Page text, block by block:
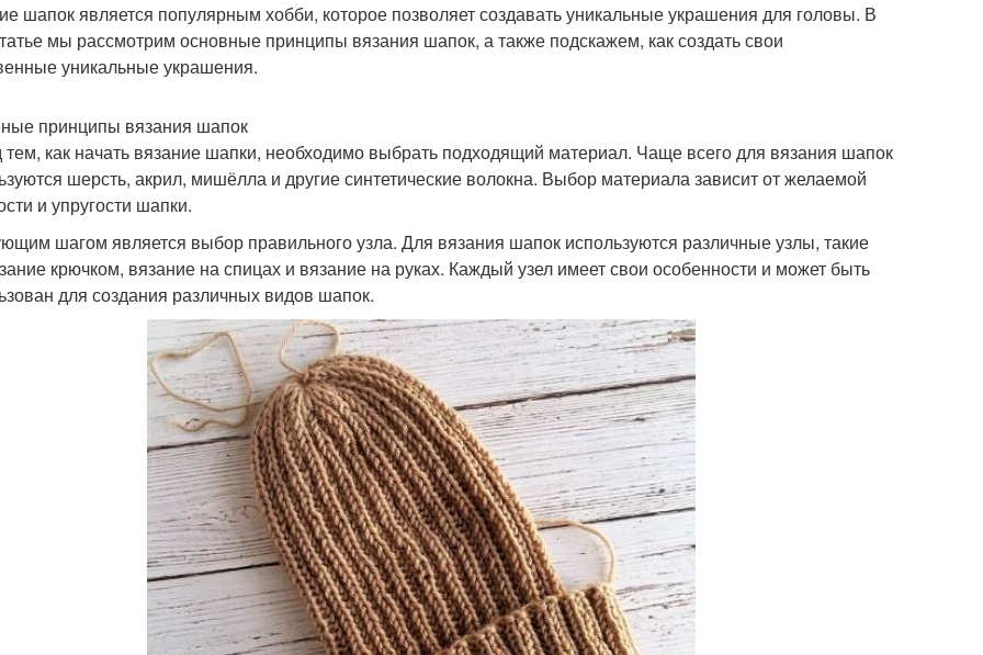
шапок является популярным хобби, которое позволяет создавать уникальные украшения для головы. В
мы рассмотрим основные принципы вязания шапок, а также подскажем, как создать свои
уникальные украшения.
принципы вязания шапок
как начать вязание шапки, необходимо выбрать подходящий материал. Чаще всего для вязания шапок
шерсть, акрил, мишёлла и другие синтетические волокна. Выбор материала зависит от желаемой
и упругости шапки.
шагом является выбор правильного узла. Для вязания шапок используются различные узлы, такие
крючком, вязание на спицах и вязание на руках. Каждый узел имеет свои особенности и может быть
для создания различных видов шапок.